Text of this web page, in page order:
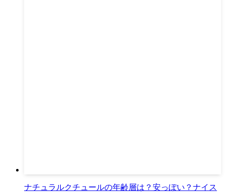
ナチュラルクチュールの年齢層は？安っぽい？ナイス